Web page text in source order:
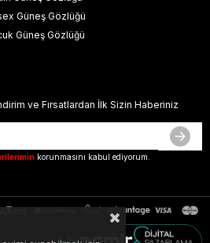
Güneş Gözlüğü
Güneş Gözlüğü
ve Fırsatlardan İlk Sizin Haberiniz
korunmasını kabul ediyorum.